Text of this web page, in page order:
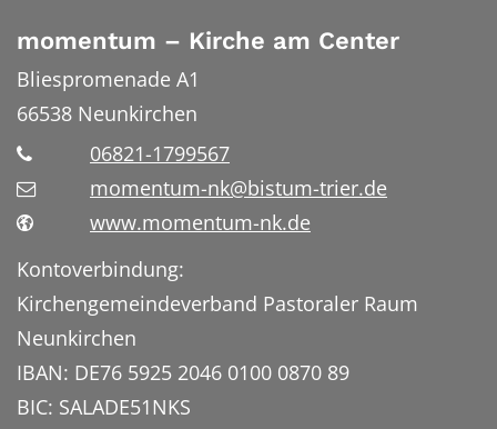
momentum – Kirche am Center
Bliespromenade A1
66538 Neunkirchen
06821-1799567
momentum-nk@bistum-trier.de
www.momentum-nk.de
Kontoverbindung:
Kirchengemeindeverband Pastoraler Raum
Neunkirchen
IBAN: DE76 5925 2046 0100 0870 89
BIC: SALADE51NKS